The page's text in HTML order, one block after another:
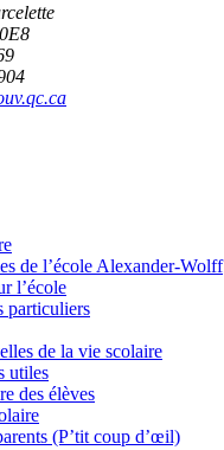
de l’école Alexander-Wolff
l’école
particuliers
de la vie scolaire
utiles
des élèves
(P’tit coup d’œil)